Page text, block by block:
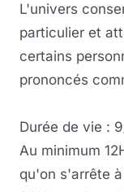
L'univers
particulier et
certains
prononcés
Durée de vie :
Au minimum
qu'on s'arrête